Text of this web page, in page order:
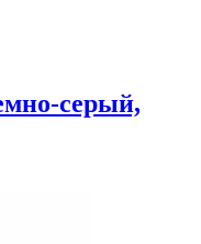
серый,